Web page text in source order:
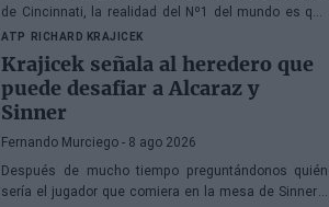
de Cincinnati, la realidad del Nº1 del mundo es que
está más cerca de saltarse el torneo que de
disputarlo. Te contamos la última hora.
ATP RICHARD KRAJICEK
Krajicek señala al heredero que
puede desafiar a Alcaraz y
Sinner
Fernando Murciego - 8 ago 2026
Después de mucho tiempo preguntándonos quién
sería el jugador que comiera en la mesa de Sinner y